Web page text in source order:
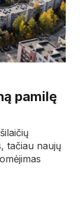
pamilę
tačiau naujų